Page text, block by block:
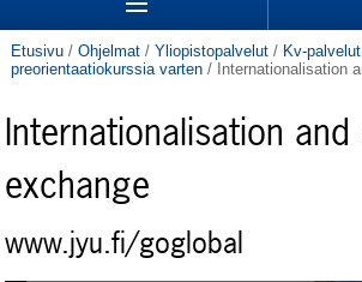
Etusivu / Ohjelmat / Yliopistopalvelut / Kv-palvelut
preorientaatiokurssia varten / Internationalisation
Internationalisation
exchange
www.jyu.fi/goglobal